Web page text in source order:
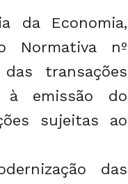
da Economia,
Normativa nº
transações
à emissão do
sujeitas ao
das